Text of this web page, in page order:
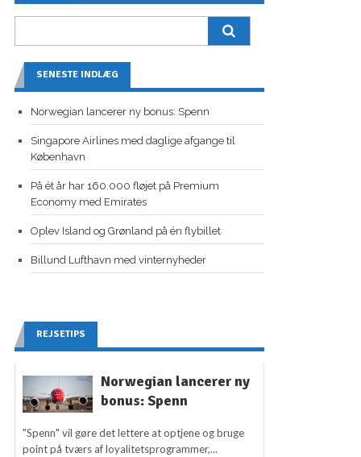
SENESTE INDLÆG
Norwegian lancerer ny bonus: Spenn
Singapore Airlines med daglige afgange til
København
På ét år har 160.000 fløjet på Premium
Economy med Emirates
Oplev Island og Grønland på én flybillet
Billund Lufthavn med vinternyheder
REJSETIPS
Norwegian lancerer ny
bonus: Spenn
"Spenn" vil gøre det lettere at optjene og bruge
point på tværs af loyalitetsprogrammer,...